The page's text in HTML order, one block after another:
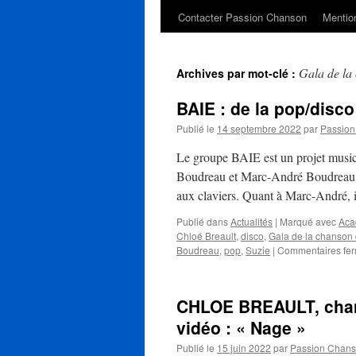
Contacter Passion Chanson
Archives par mot-clé : Gala de la
BAIE : de la pop/
Publié le 14 septembre 2022 par
Le groupe BAIE est un projet
Boudreau et Marc-André
aux claviers. Quant à Marc-
Publié dansActualités | Marqué avec
Chloé Breault, disco, Gala de la
Boudreau, pop, Suzie | Commentaires
CHLOE BREAULT,
vidéo : « Nage »
Publié le 15 juin 2022 par Passion